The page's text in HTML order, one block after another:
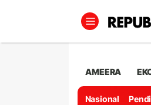
AMEERA
Nasional